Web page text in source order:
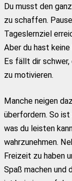
Du musst den
zu schaffen.
Tageslernziel
Aber du hast
Es fällt dir schwer,
zu motivieren.
Manche neigen
überfordern. So
was du leisten
wahrzunehmen.
Freizeit zu haben
Spaß machen und